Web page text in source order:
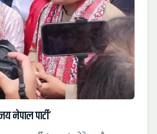
नेपाल पार्टी’